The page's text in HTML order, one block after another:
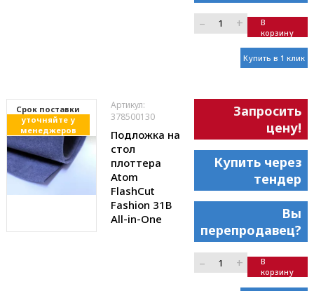
– +
В
корзину
Купить в 1 клик
Cрок поставки
уточняйте у
менеджеров
Артикул:
378500130
Подложка на
стол
плоттера
Atom
FlashCut
Fashion 31B
All-in-One
Запросить
цену!
Купить через
тендер
Вы
перепродавец?
– +
В
корзину